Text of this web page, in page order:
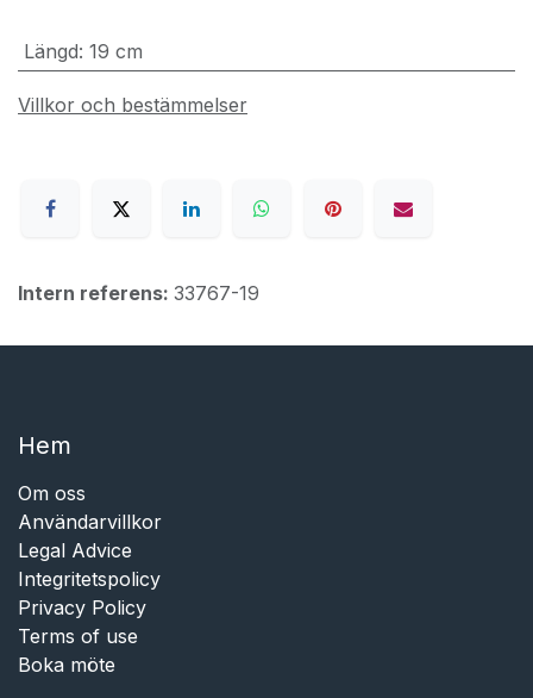
Längd: 19 cm
Villkor och bestämmelser
Intern referens: 33767-19
Hem​​
Om oss
Användarvillkor
Legal Advice
Integritetspolicy
Privacy Policy
Terms of use
Boka möte